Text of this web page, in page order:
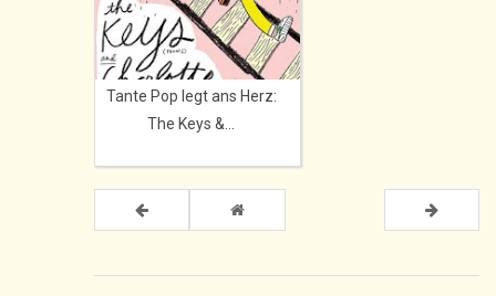
Tante Pop legt ans Herz:
The Keys &...